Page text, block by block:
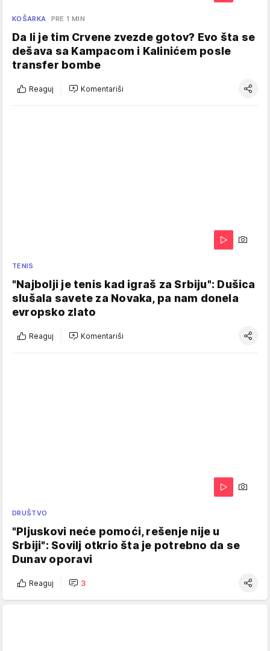
KOŠARKA PRE 1 MIN
Da li je tim Crvene zvezde gotov? Evo šta se
dešava sa Kampacom i Kalinićem posle
transfer bombe
Reaguj Komentariši
TENIS
"Najbolji je tenis kad igraš za Srbiju": Dušica
slušala savete za Novaka, pa nam donela
evropsko zlato
Reaguj Komentariši
DRUŠTVO
"Pljuskovi neće pomoći, rešenje nije u
Srbiji": Sovilj otkrio šta je potrebno da se
Dunav oporavi
Reaguj 3